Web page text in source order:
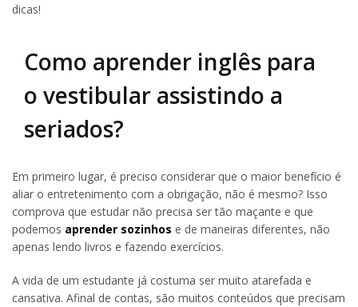
dicas!
Como aprender inglês para
o vestibular assistindo a
seriados?
Em primeiro lugar, é preciso considerar que o maior benefício é
aliar o entretenimento com a obrigação, não é mesmo? Isso
comprova que estudar não precisa ser tão maçante e que
podemos aprender sozinhos e de maneiras diferentes, não
apenas lendo livros e fazendo exercícios.
A vida de um estudante já costuma ser muito atarefada e
cansativa. Afinal de contas, são muitos conteúdos que precisam